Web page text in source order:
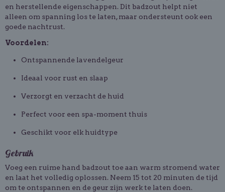
en herstellende eigenschappen. Dit badzout helpt niet
alleen om spanning los te laten, maar ondersteunt ook een
goede nachtrust.
Voordelen:
Ontspannende lavendelgeur
Ideaal voor rust en slaap
Verzorgt en verzacht de huid
Perfect voor een spa-moment thuis
Geschikt voor elk huidtype
Gebruik
Voeg een ruime hand badzout toe aan warm stromend water
en laat het volledig oplossen. Neem 15 tot 20 minuten de tijd
om te ontspannen en de geur zijn werk te laten doen.